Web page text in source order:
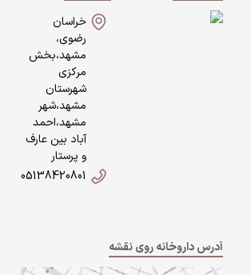
خراسان
رضوی،
مشهد،بخش
مرکزی
شهرستان
مشهد،شهر
مشهد،احمد
آباد بین عارف
و پرستار
05138420801
آدرس داروخانه روی نقشه